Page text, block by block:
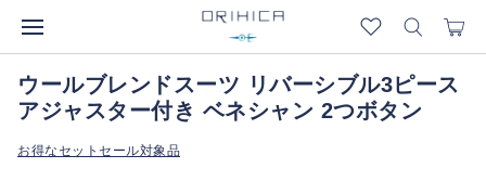
ウールブレンドスーツ リバーシブル3ピース
アジャスター付き ベネシャン 2つボタン
お得なセットセール対象品